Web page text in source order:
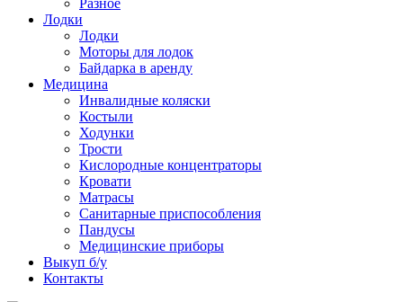
Разное
Лодки
Лодки
Моторы для лодок
Байдарка в аренду
Медицина
Инвалидные коляски
Костыли
Ходунки
Трости
Кислородные концентраторы
Кровати
Матрасы
Санитарные приспособления
Пандусы
Медицинские приборы
Выкуп б/у
Контакты